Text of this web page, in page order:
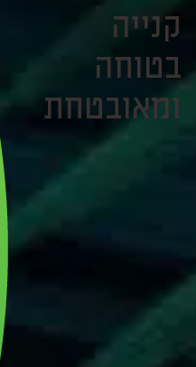
קנייה
בטוחה
ומאובטחת